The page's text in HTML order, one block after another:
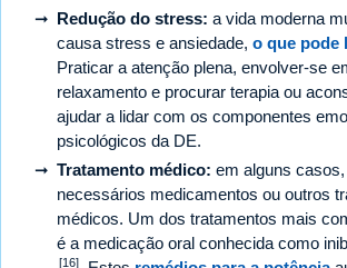
Redução do stress: a vida moderna
causa stress e ansiedade, o que pode
Praticar a atenção plena, envolver-se
relaxamento e procurar terapia ou
ajudar a lidar com os componentes
psicológicos da DE.
Tratamento médico: em alguns
necessários medicamentos ou outros
médicos. Um dos tratamentos mais
é a medicação oral conhecida como
[16]